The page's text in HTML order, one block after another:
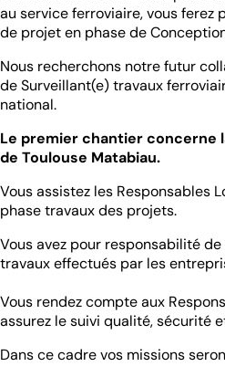
au service ferroviaire, vous ferez
de projet en phase de
Nous recherchons notre futur
de Surveillant(e) travaux
national.
Le premier chantier concerne
de Toulouse Matabiau.
Vous assistez les Responsables
phase travaux des projets.
Vous avez pour responsabilité
travaux effectués par les
Vous rendez compte aux
assurez le suivi qualité, sécurité
Dans ce cadre vos missions